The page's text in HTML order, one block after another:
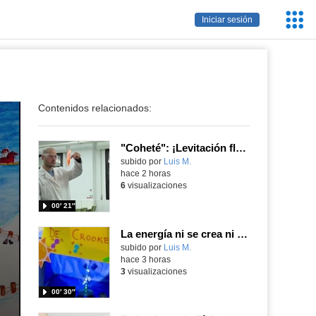
Iniciar sesión
Contenidos relacionados:
"Coheté": ¡Levitación flamígera!
Contenido educativo.
subido por Luis M.
00′ 21″
hace 2 horas
6visualizaciones
La energía ni se crea ni se destruye... ¡se experimenta! El Tierno en la Feria Madrid es Ciencia 2026
Contenido educativo.
subido por Luis M.
00′ 30″
hace 3 horas
3visualizaciones